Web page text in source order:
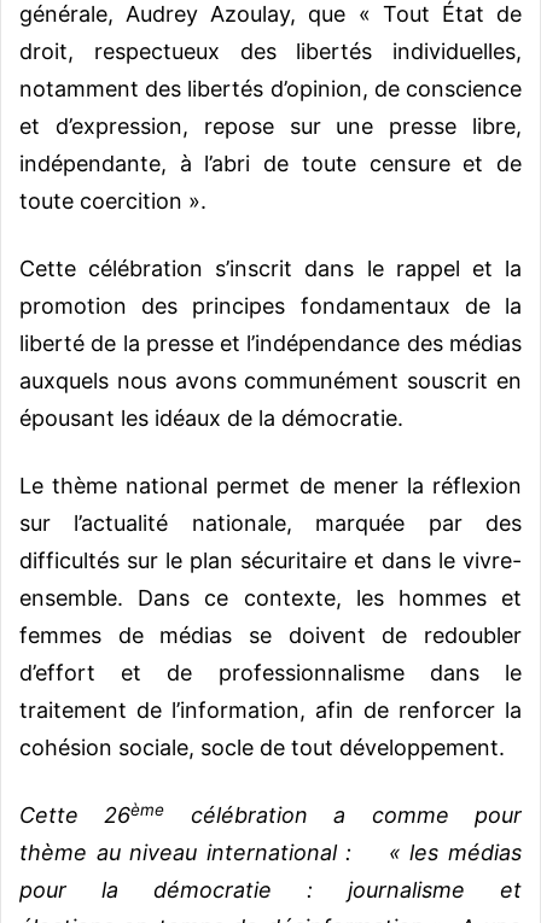
générale, Audrey Azoulay, que « Tout État de
droit, respectueux des libertés individuelles,
notamment des libertés d’opinion, de conscience
et d’expression, repose sur une presse libre,
indépendante, à l’abri de toute censure et de
toute coercition ».
Cette célébration s’inscrit dans le rappel et la
promotion des principes fondamentaux de la
liberté de la presse et l’indépendance des médias
auxquels nous avons communément souscrit en
épousant les idéaux de la démocratie.
Le thème national permet de mener la réflexion
sur l’actualité nationale, marquée par des
difficultés sur le plan sécuritaire et dans le vivre-
ensemble. Dans ce contexte, les hommes et
femmes de médias se doivent de redoubler
d’effort et de professionnalisme dans le
traitement de l’information, afin de renforcer la
cohésion sociale, socle de tout développement.
Cette 26ème
célébration a comme pour
thème au niveau international : « les médias
pour la démocratie : journalisme et